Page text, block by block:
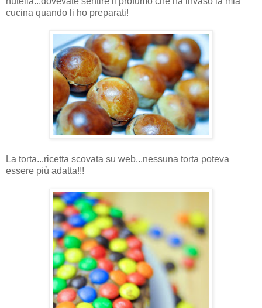
cucina quando li ho preparati!
La torta...ricetta scovata su web...nessuna torta poteva
essere più adatta!!!